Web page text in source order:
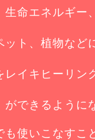
命エネルギー
ト、植物など
イキヒーリン
できるように
使いこなすこ